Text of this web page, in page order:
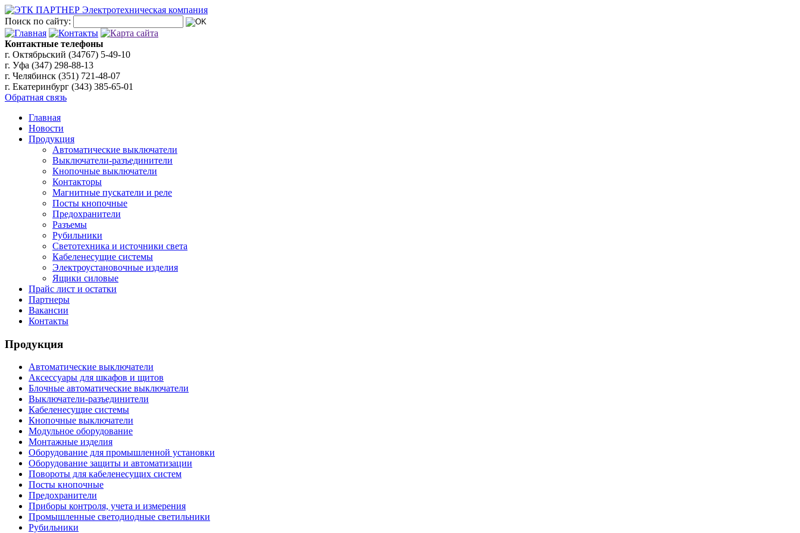
Поиск по сайту:
Контактные телефоны
г. Октябрьский (34767) 5-49-10
г. Уфа (347) 298-88-13
г. Челябинск (351) 721-48-07
г. Екатеринбург (343) 385-65-01
Обратная связь
Главная
Новости
Продукция
Автоматические выключатели
Выключатели-разъединители
Кнопочные выключатели
Контакторы
Магнитные пускатели и реле
Посты кнопочные
Предохранители
Разъемы
Рубильники
Светотехника и источники света
Кабеленесущие системы
Электроустановочные изделия
Ящики силовые
Прайс лист и остатки
Партнеры
Вакансии
Контакты
Продукция
Автоматические выключатели
Аксессуары для шкафов и щитов
Блочные автоматические выключатели
Выключатели-разъединители
Кабеленесущие системы
Кнопочные выключатели
Модульное оборудование
Монтажные изделия
Оборудование для промышленной установки
Оборудование защиты и автоматизации
Повороты для кабеленесущих систем
Посты кнопочные
Предохранители
Приборы контроля, учета и измерения
Промышленные светодиодные светильники
Рубильники